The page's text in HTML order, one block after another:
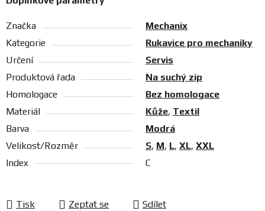
Značka
Mechanix
Kategorie
Rukavice pro mechaniky
Určení
Servis
Produktová řada
Na suchý zip
Homologace
Bez homologace
Materiál
Kůže, Textil
Barva
Modrá
Velikost/Rozměr
S, M, L, XL, XXL
Index
C
Tisk Zeptat se Sdílet